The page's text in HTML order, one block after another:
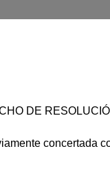
DE
concertada